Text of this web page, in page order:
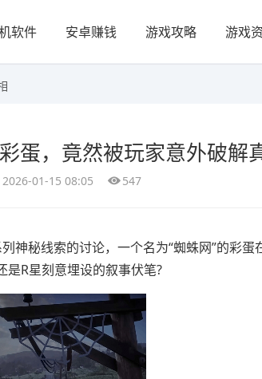
软件 安卓赚钱 游戏攻略 游戏
蛋，竟然被玩家意外破解
2026-01-15 08:05 547
线索的讨论，一个名为“蜘蛛网”的彩蛋
R星刻意埋设的叙事伏笔?